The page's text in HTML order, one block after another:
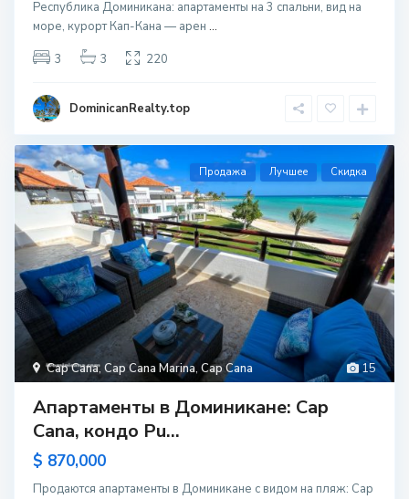
Республика Доминикана: апартаменты на 3 спальни, вид на
море, курорт Кап-Кана — арен ...
3
3 220
DominicanRealty.top
15
Cap Cana, Cap Cana Marina, Cap Cana
Продажа Лучшее Скидка
Апартаменты в Доминикане: Cap
Cana, кондо Pu...
$ 870,000
Продаются апартаменты в Доминикане с видом на пляж: Cap